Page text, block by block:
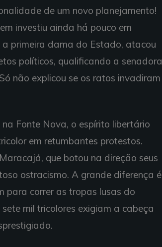
de um novo planejamento!
investiu ainda há pouco em
primeira dama do Estado, atacou
políticos, qualificando a senadora
não explicou se os ratos invadiram
Fonte Nova, o espírito libertário
em retumbantes protestos.
que botou na direção seus
ostracismo. A grande diferença é
para correr as tropas lusas do
mil tricolores exigiam a cabeça